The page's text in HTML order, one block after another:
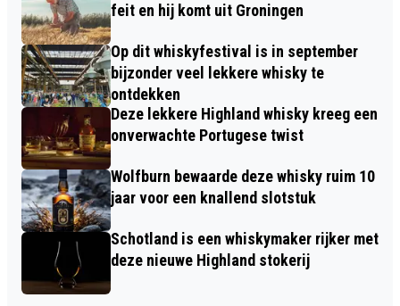
feit en hij komt uit Groningen
Op dit whiskyfestival is in september
bijzonder veel lekkere whisky te
ontdekken
Deze lekkere Highland whisky kreeg een
onverwachte Portugese twist
Wolfburn bewaarde deze whisky ruim 10
jaar voor een knallend slotstuk
Schotland is een whiskymaker rijker met
deze nieuwe Highland stokerij